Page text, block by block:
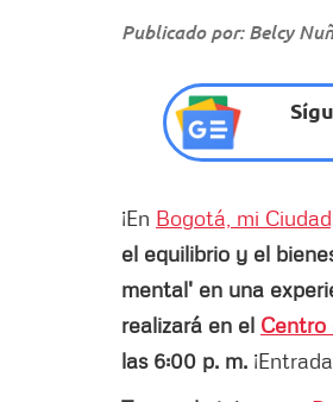
Publicado por: Belcy
¡En Bogotá, mi
el equilibrio y el
mental' en una
realizará en el Centro
las 6:00 p. m.